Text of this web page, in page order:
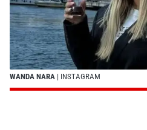
WANDA NARA | INSTAGRAM